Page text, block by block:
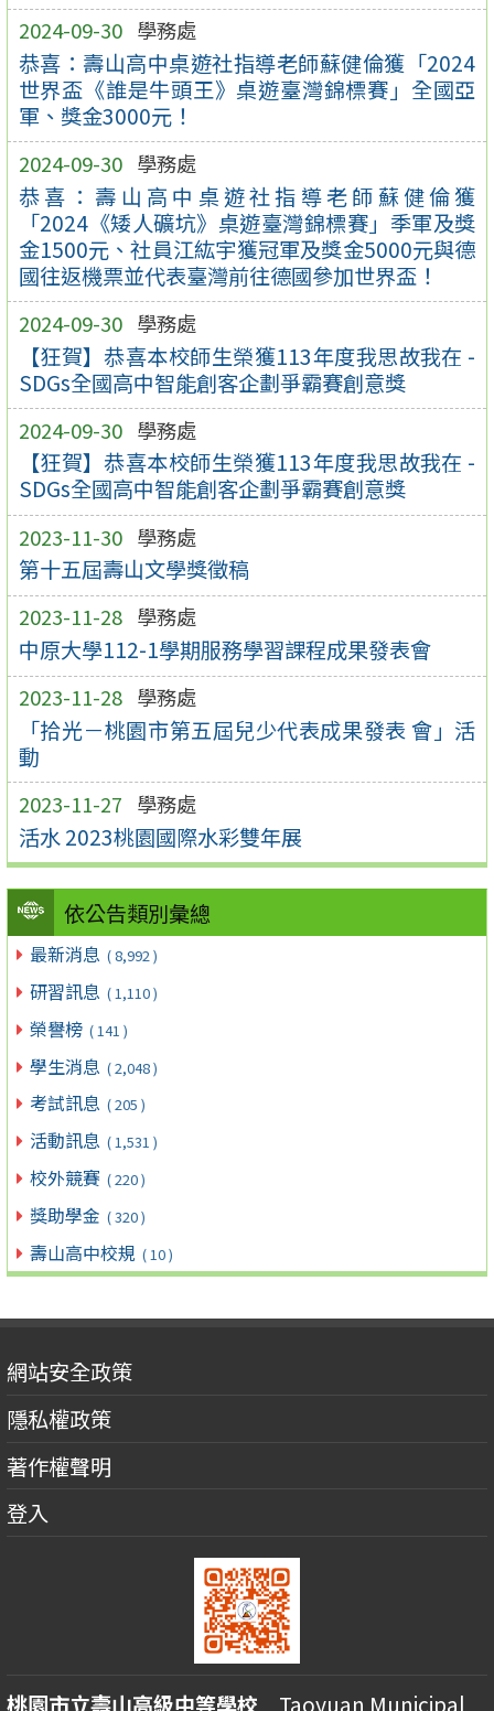
2024-09-30 學務處
恭喜：壽山高中桌遊社指導老師蘇健倫獲「2024
世界盃《誰是牛頭王》桌遊臺灣錦標賽」全國亞
軍、獎金3000元！
2024-09-30 學務處
恭喜：壽山高中桌遊社指導老師蘇健倫獲
「2024《矮人礦坑》桌遊臺灣錦標賽」季軍及獎
金1500元、社員江紘宇獲冠軍及獎金5000元與德
國往返機票並代表臺灣前往德國參加世界盃！
2024-09-30 學務處
【狂賀】恭喜本校師生榮獲113年度我思故我在 -
SDGs全國高中智能創客企劃爭霸賽創意獎
2024-09-30 學務處
【狂賀】恭喜本校師生榮獲113年度我思故我在 -
SDGs全國高中智能創客企劃爭霸賽創意獎
2023-11-30 學務處
第十五屆壽山文學獎徵稿
2023-11-28 學務處
中原大學112-1學期服務學習課程成果發表會
2023-11-28 學務處
「拾光－桃園市第五屆兒少代表成果發表 會」活
動
2023-11-27 學務處
活水 2023桃園國際水彩雙年展
依公告類別彙總
最新消息 ( 8,992 )
研習訊息 ( 1,110 )
榮譽榜 ( 141 )
學生消息 ( 2,048 )
考試訊息 ( 205 )
活動訊息 ( 1,531 )
校外競賽 ( 220 )
獎助學金 ( 320 )
壽山高中校規 ( 10 )
網站安全政策
隱私權政策
著作權聲明
登入